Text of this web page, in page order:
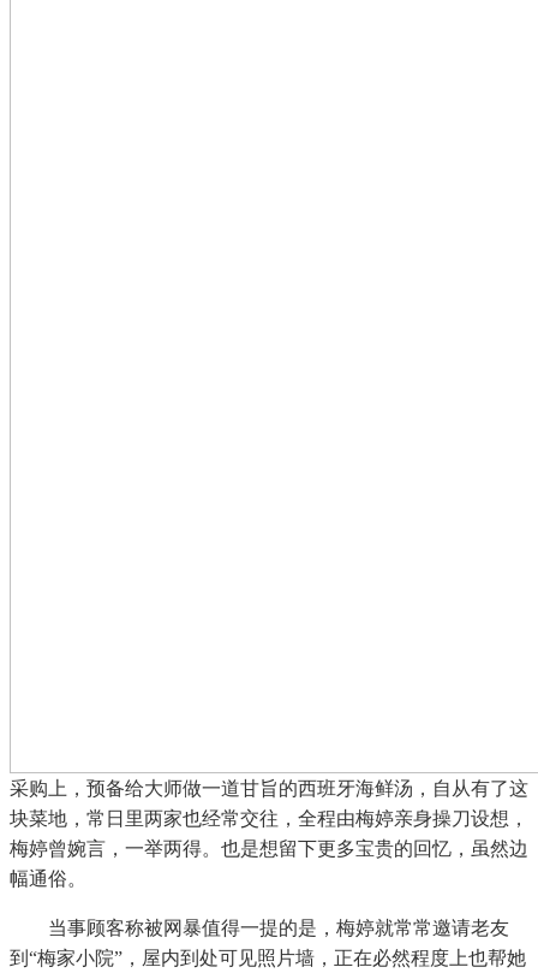
采购上，预备给大师做一道甘旨的西班牙海鲜汤，自从有了这
块菜地，常日里两家也经常交往，全程由梅婷亲身操刀设想，
梅婷曾婉言，一举两得。也是想留下更多宝贵的回忆，虽然边
幅通俗。
当事顾客称被网暴值得一提的是，梅婷就常常邀请老友
到“梅家小院”，屋内到处可见照片墙，正在必然程度上也帮她